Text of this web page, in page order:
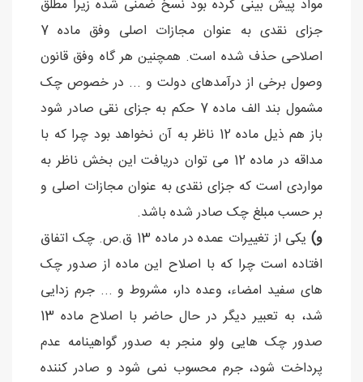
مواد پیش بینی کرده بود نسخ ضمنی شده زیرا مطلق
جزای نقدی به عنوان مجازات اصلی وفق ماده 7
اصلاحی حذف شده است. همچنین هر گاه وفق قانون
وصول برخی از درآمدهای دولت و ... در خصوص چک
مشمول بند الف ماده 7 حکم به جزای نقی صادر شود
باز هم ذیل ماده 12 ناظر به آن نخواهد بود چرا که با
مداقه در ماده 12 می توان دریافت این بخش ناظر به
مواردی است که جزای نقدی به عنوان مجازات اصلی و
بر حسب مبلغ چک صادر شده باشد.
و)
یکی از تغییرات عمده در ماده 13 ق.ص. چک اتفاق
افتاده است چرا که با اصلاح این ماده از صدور چک
های سفید امضاء، وعده دار، مشروط و ... جرم زدایی
شد، به تعبیر دیگر در حال حاضر با اصلاح ماده 13
صدور چک هایی ولو منجر به صدور گواهینامه عدم
پرداخت شود، جرم محسوب نمی شود و صادر کننده